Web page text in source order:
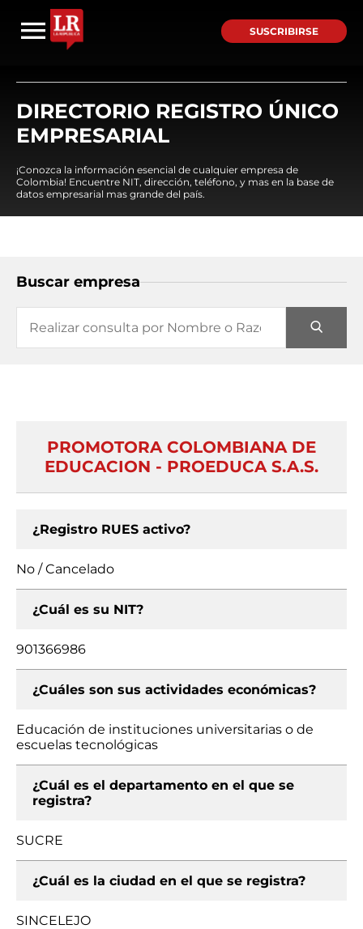
SUSCRIBIRSE
DIRECTORIO REGISTRO ÚNICO
EMPRESARIAL
¡Conozca la información esencial de cualquier empresa de
Colombia! Encuentre NIT, dirección, teléfono, y mas en la base de
datos empresarial mas grande del país.
Buscar empresa
PROMOTORA COLOMBIANA DE
EDUCACION - PROEDUCA S.A.S.
¿Registro RUES activo?
No / Cancelado
¿Cuál es su NIT?
901366986
¿Cuáles son sus actividades económicas?
Educación de instituciones universitarias o de
escuelas tecnológicas
¿Cuál es el departamento en el que se
registra?
SUCRE
¿Cuál es la ciudad en el que se registra?
SINCELEJO